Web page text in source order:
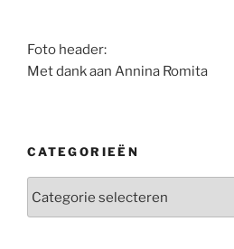
Foto header:
Met dank aan Annina Romita
CATEGORIEËN